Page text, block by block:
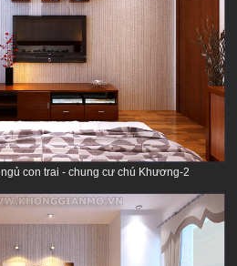
con trai - chung cư chú Khương-2